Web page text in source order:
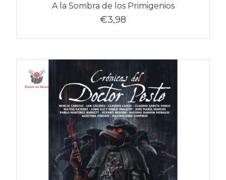
A la Sombra de los Primigenios
€3,98